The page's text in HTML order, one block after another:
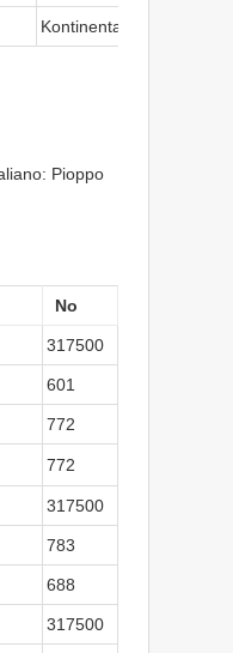
Kontinentalitätszahl K
Pioppo
No
317500
601
772
772
317500
783
688
317500